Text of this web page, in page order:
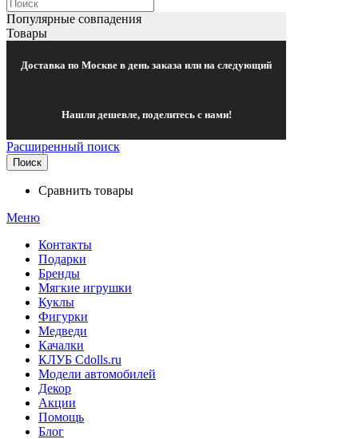
Популярные совпадения
Товары
Доставка по Москве в день заказа или на следующий
Нашли дешевле, поделитесь с нами!
Расширенный поиск
Поиск
Сравнить товары
Меню
Контакты
Подарки
Бренды
Мягкие игрушки
Куклы
Фигурки
Медведи
Качалки
КЛУБ Cdolls.ru
Модели автомобилей
Декор
Акции
Помощь
Блог